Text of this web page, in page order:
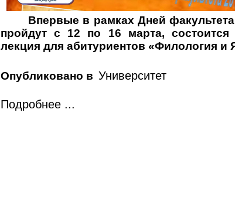
Впервые в рамках Дней
пройдут с 12 по 16 марта, состоится
лекция для абитуриентов «Филология и
Опубликовано в Университет
Подробнее ...